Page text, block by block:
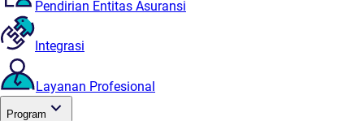
Pendirian Entitas Asuransi
Integrasi
Layanan Profesional
Program